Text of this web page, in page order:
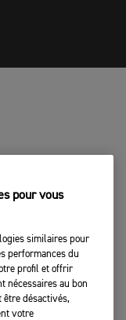
pour vous
similaires pour
performances du
profil et offrir
nécessaires au bon
être désactivés,
votre